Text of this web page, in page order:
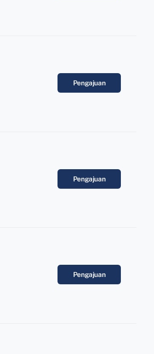
Pengajuan
Pengajuan
Pengajuan